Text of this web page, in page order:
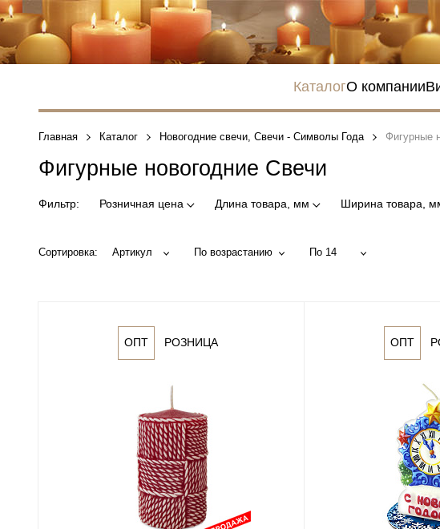
КаталогО компании
Главная Каталог Новогодние свечи, Свечи - Символы Года Фигурные
Фигурные новогодние Свечи
Фильтр: Розничная цена Длина товара, мм Ширина товара,
Сортировка: Артикул По возрастанию По 14
ОПТ РОЗНИЦА ОПТ